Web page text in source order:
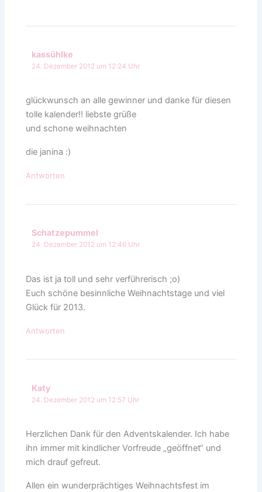
kassühlke
24. Dezember 2012 um 12:24 Uhr
glückwunsch an alle gewinner und danke für diesen
tolle kalender!! liebste grüße
und schone weihnachten
die janina :)
Antworten
Schatzepummel
24. Dezember 2012 um 12:46 Uhr
Das ist ja toll und sehr verführerisch ;o)
Euch schöne besinnliche Weihnachtstage und viel
Glück für 2013.
Antworten
Katy
24. Dezember 2012 um 12:57 Uhr
Herzlichen Dank für den Adventskalender. Ich habe
ihn immer mit kindlicher Vorfreude „geöffnet“ und
mich drauf gefreut.
Allen ein wunderprächtiges Weihnachtsfest im